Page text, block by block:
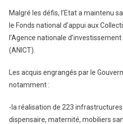
Malgré les défis, l’Etat a maintenu
le Fonds national d’appui aux
l’Agence nationale
(ANICT).
Les acquis engrangés par le
notamment :
-la réalisation de 223 infrastructures
dispensaire, maternité, mobiliers